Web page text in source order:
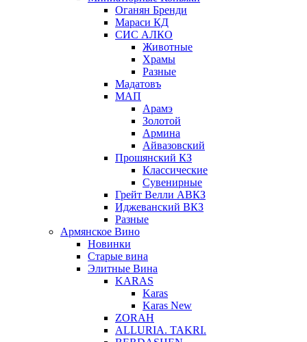
Оганян Бренди
Мараси КД
СИС АЛКО
Животные
Храмы
Разные
Мадатовъ
МАП
Арамэ
Золотой
Армина
Айвазовский
Прошянский КЗ
Классические
Сувенирные
Грейт Велли АВКЗ
Иджеванский ВКЗ
Разные
Армянское Вино
Новинки
Старые вина
Элитные Вина
KARAS
Karas
Karas New
ZORAH
ALLURIA. TAKRI.